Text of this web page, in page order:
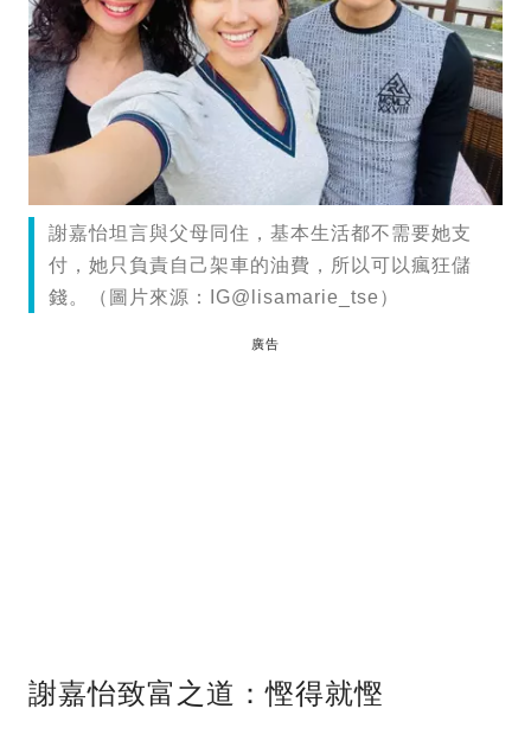
謝嘉怡坦言與父母同住，基本生活都不需要她支
付，她只負責自己架車的油費，所以可以瘋狂儲
錢。（圖片來源：IG@lisamarie_tse）
廣告
謝嘉怡致富之道：慳得就慳